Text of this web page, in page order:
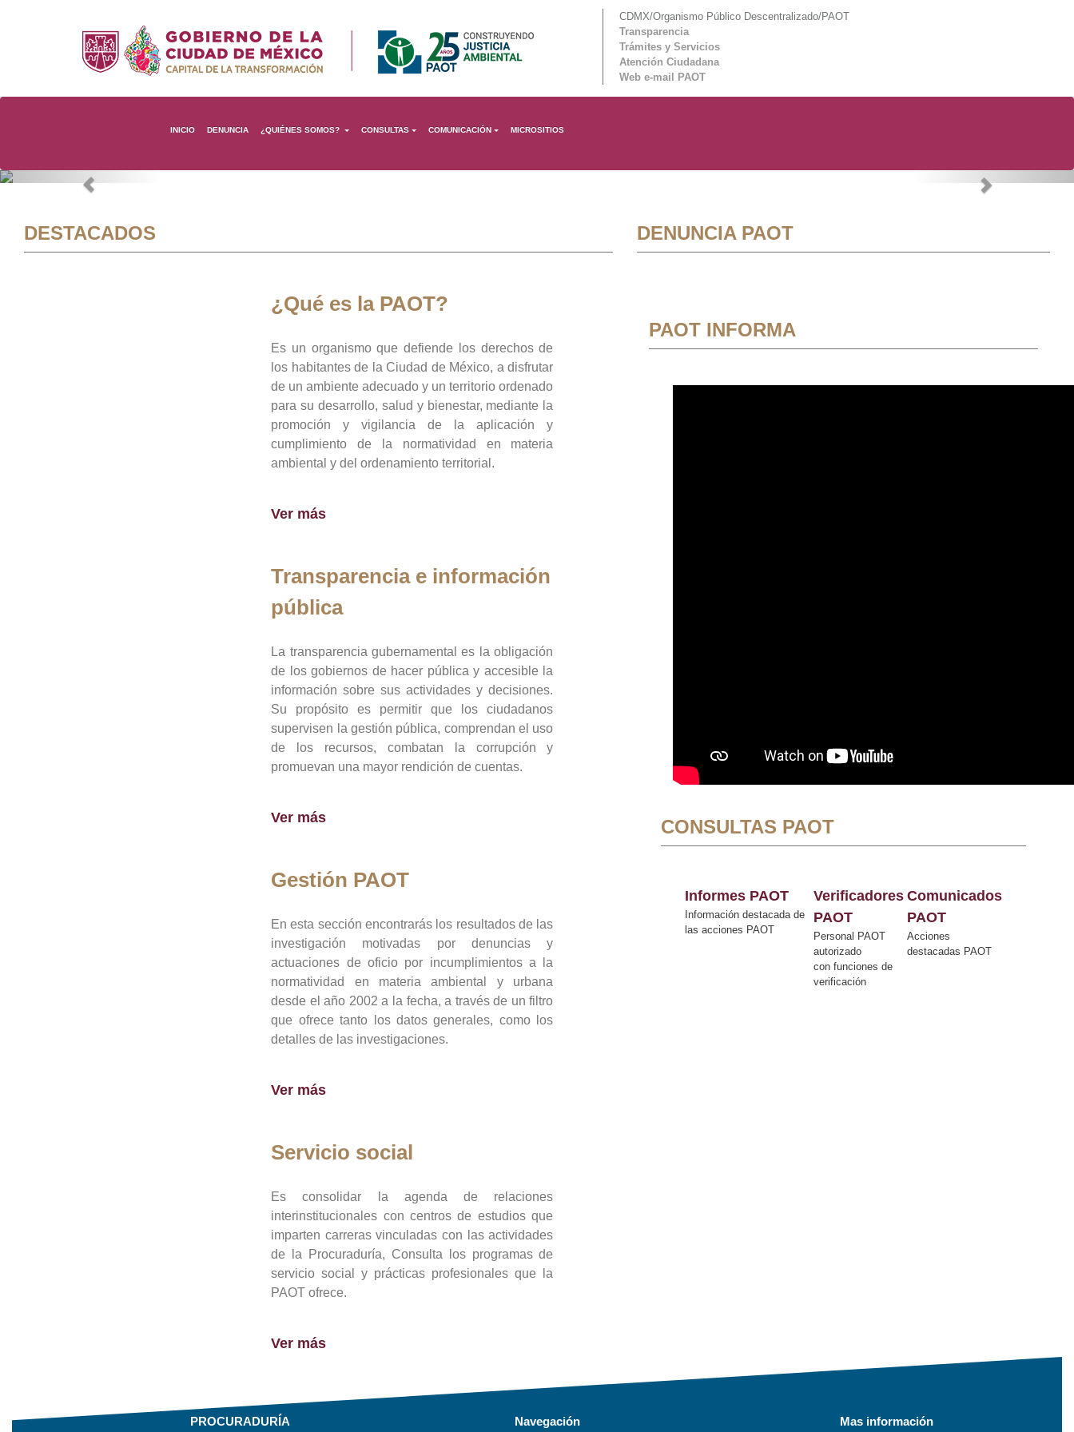
CDMX/Organismo Público Descentralizado/PAOT
Transparencia
Trámites y Servicios
Atención Ciudadana
Web e-mail PAOT
INICIO DENUNCIA ¿QUIÉNES SOMOS? CONSULTAS COMUNICACIÓN MICROSITIOS
Previous Next
DESTACADOS
¿Qué es la PAOT?
Es un organismo que defiende los derechos de
los habitantes de la Ciudad de México, a disfrutar
de un ambiente adecuado y un territorio ordenado
para su desarrollo, salud y bienestar, mediante la
promoción y vigilancia de la aplicación y
cumplimiento de la normatividad en materia
ambiental y del ordenamiento territorial.
Ver más
Transparencia e información
pública
La transparencia gubernamental es la obligación
de los gobiernos de hacer pública y accesible la
información sobre sus actividades y decisiones.
Su propósito es permitir que los ciudadanos
supervisen la gestión pública, comprendan el uso
de los recursos, combatan la corrupción y
promuevan una mayor rendición de cuentas.
Ver más
Gestión PAOT
En esta sección encontrarás los resultados de las
investigación motivadas por denuncias y
actuaciones de oficio por incumplimientos a la
normatividad en materia ambiental y urbana
desde el año 2002 a la fecha, a través de un filtro
que ofrece tanto los datos generales, como los
detalles de las investigaciones.
Ver más
Servicio social
Es consolidar la agenda de relaciones
interinstitucionales con centros de estudios que
imparten carreras vinculadas con las actividades
de la Procuraduría, Consulta los programas de
servicio social y prácticas profesionales que la
PAOT ofrece.
Ver más
DENUNCIA PAOT
PAOT INFORMA
CONSULTAS PAOT
Informes PAOT
Información destacada de
las acciones PAOT
Verificadores
PAOT
Personal PAOT
autorizado
con funciones de
verificación
Comunicados
PAOT
Acciones
destacadas PAOT
PROCURADURÍA Navegación Mas información